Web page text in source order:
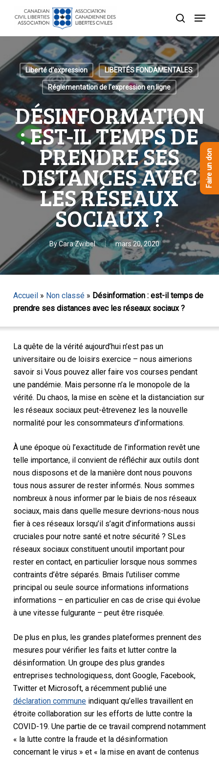
recherche
Menu
Liberté d'expression LIBERTÉS FONDAMENTALES
Réglementation de l'expression en ligne
DÉSINFORMATION
: EST-IL TEMPS DE
PRENDRE SES
DISTANCES AVEC
LES RÉSEAUX
SOCIAUX ?
ByCara Zwibel mars 20, 2020
Accueil» Non classé» Désinformation : est-il temps de
prendre ses distances avec les réseaux sociaux ?
La quête de la vérité aujourd’hui n’est pas un
universitaire ou de loisirs exercice – nous aimerions
savoir si Vous pouvez aller faire vos courses pendant
une pandémie. Mais personne n’a le monopole de la
vérité. Du chaos, la mise en scèneet la distanciation sur
les réseaux sociaux peut-êtrevenez les la nouvelle
normalité pour les consommateurs d’informations.
À une époque où l’exactitude de l’information revêt une
telle importance, il convient de réfléchir aux outils dont
nous disposons et de la manière dont nous pouvons
tous nous assurer de rester informés. Nous sommes
nombreux à nous informer par le biais de nos réseaux
sociaux, mais dans quelle mesure devrions-nous nous
fier à ces réseaux lorsqu’il s’agit d’informations aussi
cruciales pour notre santé et notre sécurité ? SLes
réseaux sociaux constituent unoutil important pour
rester en contact, en particulier lorsque nous sommes
contraints d’être séparés. Bmais l’utiliser comme
principal ou seule source informations informations
informations – en particulier en cas de crisequi évolue
à une vitesse fulgurante – peut être risquée.
De plus en plus, les grandes plateformes prennent des
mesures pour vérifier les faits et lutter contre la
désinformation. Un groupe des plus grandes
entreprises technologiquess, dont Google, Facebook,
Twitter et Microsoft, a récemment publié une
déclaration communeindiquant qu’elles travaillent en
étroite collaboration sur les efforts de lutte contre la
COVID-19. Une partie de ce travail comprend notamment
« la lutte contre la fraude et la désinformation
concernant le virus » et « la mise en avant de contenus
Menu
Faire un don